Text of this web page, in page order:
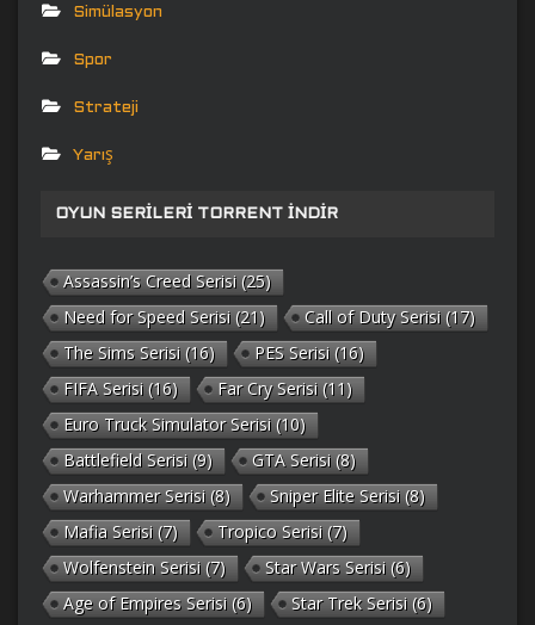
Simülasyon
Spor
Strateji
Yarış
OYUN SERILERI TORRENT İNDIR
Assassin’s Creed Serisi (25)
Need for Speed Serisi (21) Call of Duty Serisi (17)
The Sims Serisi (16) PES Serisi (16)
FIFA Serisi (16) Far Cry Serisi (11)
Euro Truck Simulator Serisi (10)
Battlefield Serisi (9) GTA Serisi (8)
Warhammer Serisi (8) Sniper Elite Serisi (8)
Mafia Serisi (7) Tropico Serisi (7)
Wolfenstein Serisi (7) Star Wars Serisi (6)
Age of Empires Serisi (6) Star Trek Serisi (6)